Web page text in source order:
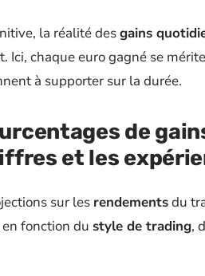
la réalité desgains
Ici, chaque euro gagné se
à supporter sur la durée.
de
et les
sur les rendementsdu
fonction du style de trading,